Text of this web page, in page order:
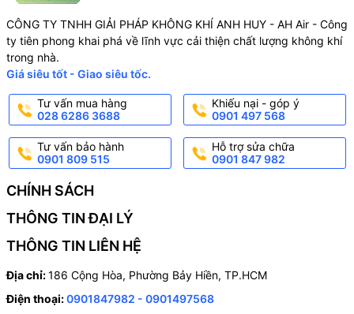
CÔNG TY TNHH GIẢI PHÁP KHÔNG KHÍ ANH HUY - AH Air - Công
ty tiên phong khai phá về lĩnh vực cải thiện chất lượng không khí
trong nhà.
Giá siêu tốt - Giao siêu tốc.
Tư vấn mua hàng
028 6286 3688
Khiếu nại - góp ý
0901 497 568
Tư vấn bảo hành
0901 809 515
Hỗ trợ sửa chữa
0901 847 982
CHÍNH SÁCH
THÔNG TIN ĐẠI LÝ
THÔNG TIN LIÊN HỆ
Địa chỉ:186 Cộng Hòa, Phường Bảy Hiền, TP.HCM
Điện thoại:0901847982 - 0901497568